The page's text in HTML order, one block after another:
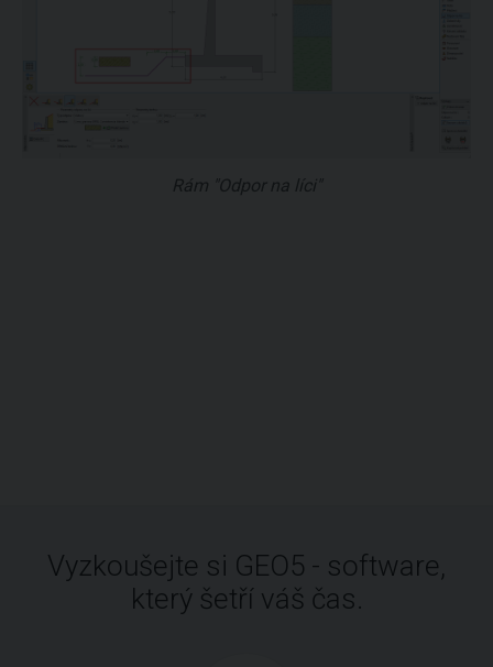
Rám "Odpor na líci"
Vyzkoušejte si GEO5 - software,
který šetří váš čas.